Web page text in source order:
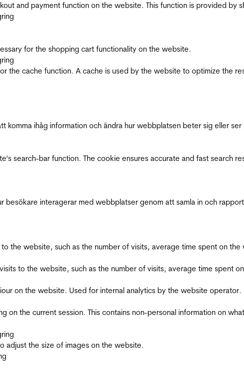
and payment function on the website. This function is provided by
for the shopping cart functionality on the website.
the cache function. A cache is used by the website to optimize the
ihåg information och ändra hur webbplatsen beter sig eller
search-bar function. The cookie ensures accurate and fast search
interagerar med webbplatser genom att samla in och
the website, such as the number of visits, average time spent on
to the website, such as the number of visits, average time spent
on the website. Used for internal analytics by the website operator.
on the current session. This contains non-personal information on
adjust the size of images on the website.